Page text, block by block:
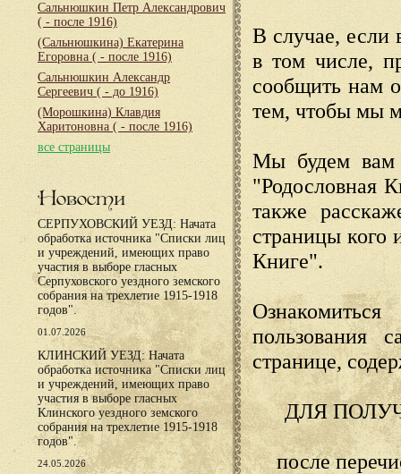
Сальнюшкин Петр Александрович
( - после 1916)
(Сальнюшкина) Екатерина
Егоровна ( - после 1916)
Сальнюшкин Александр
Сергеевич ( - до 1916)
(Морошкина) Клавдия
Харитоновна ( - после 1916)
все страницы
Новости
СЕРПУХОВСКИЙ УЕЗД: Начата
обработка источника "Списки лиц
и учреждений, имеющих право
участия в выборе гласных
Серпуховского уездного земского
собрания на трехлетие 1915-1918
годов".
01.07.2026
КЛИНСКИЙ УЕЗД: Начата
обработка источника "Списки лиц
и учреждений, имеющих право
участия в выборе гласных
Клинского уездного земского
собрания на трехлетие 1915-1918
годов".
24.05.2026
В случае, если
в том числе,
сообщить нам
тем, чтобы мы
Мы будем вам
"Родословная
также
страницы кого
Книге".
пользования
странице,
ДЛЯ
после